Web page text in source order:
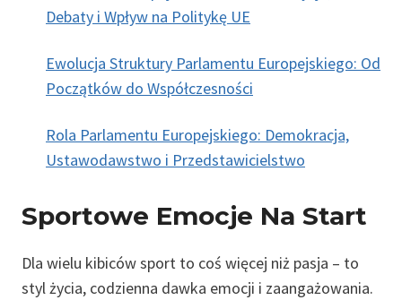
Debaty i Wpływ na Politykę UE
Ewolucja Struktury Parlamentu Europejskiego: Od
Początków do Współczesności
Rola Parlamentu Europejskiego: Demokracja,
Ustawodawstwo i Przedstawicielstwo
Sportowe Emocje Na Start
Dla wielu kibiców sport to coś więcej niż pasja – to
styl życia, codzienna dawka emocji i zaangażowania.